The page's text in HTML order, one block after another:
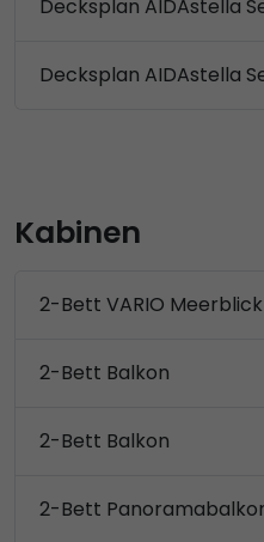
Decksplan AIDAstella
Decksplan AIDAstella
Kabinen
2-Bett VARIO Meerblick
2-Bett Balkon
2-Bett Balkon
2-Bett